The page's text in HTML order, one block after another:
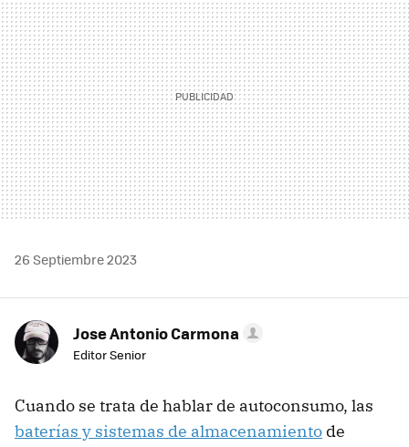
26 Septiembre 2023
Jose Antonio Carmona
Editor Senior
Cuando se trata de hablar de autoconsumo, las
baterías y sistemas de almacenamiento de